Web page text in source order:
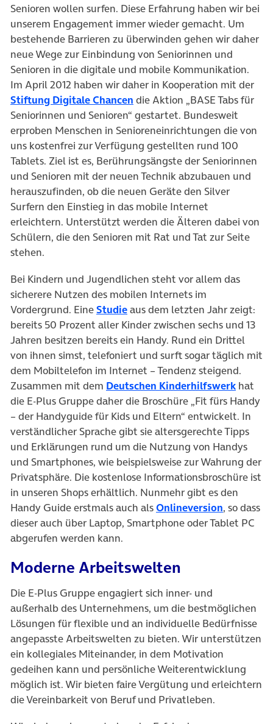
Senioren wollen surfen. Diese Erfahrung haben wir bei
unserem Engagement immer wieder gemacht. Um
bestehende Barrieren zu überwinden gehen wir daher
neue Wege zur Einbindung von Seniorinnen und
Senioren in die digitale und mobile Kommunikation.
Im April 2012 haben wir daher in Kooperation mit der
Stiftung Digitale Chancen (öffnet in neuem Tab)
die Aktion „BASE Tabs für
Seniorinnen und Senioren“ gestartet. Bundesweit
erproben Menschen in Senioreneinrichtungen die von
uns kostenfrei zur Verfügung gestellten rund 100
Tablets. Ziel ist es, Berührungsängste der Seniorinnen
und Senioren mit der neuen Technik abzubauen und
herauszufinden, ob die neuen Geräte den Silver
Surfern den Einstieg in das mobile Internet
erleichtern. Unterstützt werden die Älteren dabei von
Schülern, die den Senioren mit Rat und Tat zur Seite
stehen.
Bei Kindern und Jugendlichen steht vor allem das
sicherere Nutzen des mobilen Internets im
Vordergrund. EineStudieaus dem letzten Jahr zeigt:
bereits 50 Prozent aller Kinder zwischen sechs und 13
Jahren besitzen bereits ein Handy. Rund ein Drittel
von ihnen simst, telefoniert und surft sogar täglich mit
dem Mobiltelefon im Internet – Tendenz steigend.
Zusammen mit dem Deutschen Kinderhilfswerk(öffnet
hat
die E-Plus Gruppe daher die Broschüre „Fit fürs Handy
– der Handyguide für Kids und Eltern“ entwickelt. In
verständlicher Sprache gibt sie altersgerechte Tipps
und Erklärungen rund um die Nutzung von Handys
und Smartphones, wie beispielsweise zur Wahrung der
Privatsphäre. Die kostenlose Informationsbroschüre ist
in unseren Shops erhältlich. Nunmehr gibt es den
Handy Guide erstmals auch alsOnlineversion(öffnet in
, so dass
dieser auch über Laptop, Smartphone oder Tablet PC
abgerufen werden kann.
Moderne Arbeitswelten
Die E-Plus Gruppe engagiert sich inner- und
außerhalb des Unternehmens, um die bestmöglichen
Lösungen für flexible und an individuelle Bedürfnisse
angepasste Arbeitswelten zu bieten. Wir unterstützen
ein kollegiales Miteinander, in dem Motivation
gedeihen kann und persönliche Weiterentwicklung
möglich ist. Wir bieten faire Vergütung und erleichtern
die Vereinbarkeit von Beruf und Privatleben.